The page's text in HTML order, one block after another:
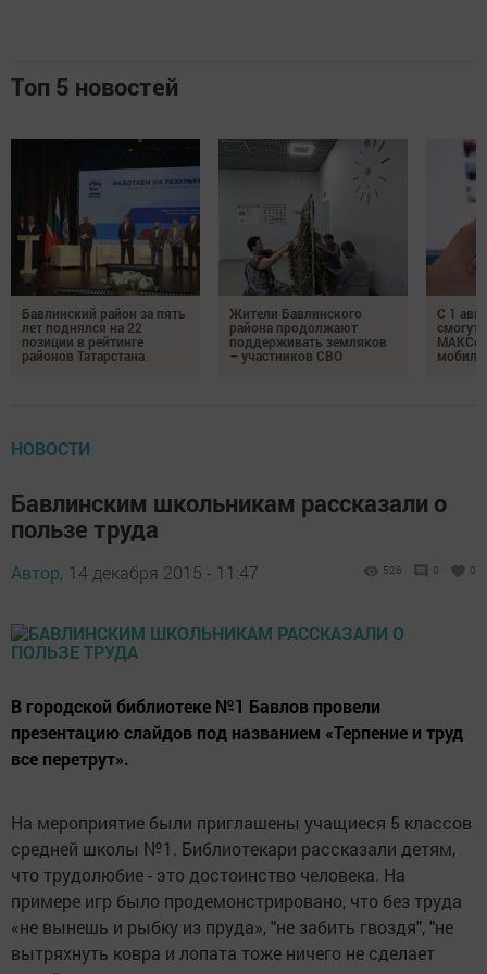
Топ 5 новостей
Бавлинский район за пять
лет поднялся на 22
позиции в рейтинге
районов Татарстана
Жители Бавлинского
района продолжают
поддерживать земляков
– участников СВО
С 1
смогут
НОВОСТИ
Бавлинским школьникам рассказали о
пользе труда
Автор, 14 декабря 2015 - 11:47 526 0 0
В городской библиотеке №1 Бавлов провели
презентацию слайдов под названием «Терпение и труд
все перетрут».
На мероприятие были приглашены учащиеся 5 классов
средней школы №1. Библиотекари рассказали детям,
что трудолюбие - это достоинство человека. На
примере игр было продемонстрировано, что без труда
«не вынешь и рыбку из пруда», "не забить гвоздя", "не
вытряхнуть ковра и лопата тоже ничего не сделает